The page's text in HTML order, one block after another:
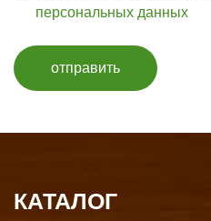
персональных данных
отправить
КАТАЛОГ